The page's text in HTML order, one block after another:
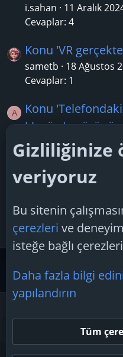
i.sahan
11 Aralık
Cevaplar: 4
Konu 'VR
sametb
18 Ağustos
Cevaplar: 1
A
Konu
klasörde
alemci
17 Haziran
Cevaplar: 2
Konu 'Seyahat
nereleri?'
11 Aralık 2024
Cevaplar: 0
Forum Genel Soru -
Şartlar
Gizliliğinize
veriyoruz
Bu sitenin
çerezleri ve
isteğe bağlı
Daha fazla bilgi
yapılandırın
Tüm